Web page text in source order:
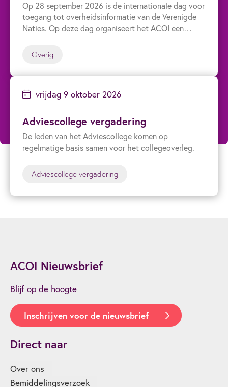
Op 28 september 2026 is de internationale dag voor
toegang tot overheidsinformatie van de Verenigde
Naties. Op deze dag organiseert het ACOI een
de overheid...
Overig
Adviescollege vergadering
vrijdag 9 oktober 2026
De leden van het Adviescollege komen op
regelmatige basis samen voor het collegeoverleg.
Adviescollege vergadering
ACOI Nieuwsbrief
Blijf op de hoogte
Inschrijven voor de nieuwsbrief
Direct naar
Over ons
Bemiddelingsverzoek